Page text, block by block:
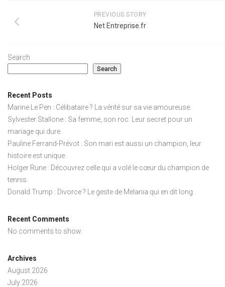
PREVIOUS STORY
Net Entreprise.fr
Search
Search
Recent Posts
Marine Le Pen : Célibataire ? La vérité sur sa vie amoureuse.
Sylvester Stallone : Sa femme, son roc. Leur secret pour un
mariage qui dure.
Pauline Ferrand-Prévot : Son mari est aussi un champion, leur
histoire est unique.
Holger Rune : Découvrez celle qui a volé le cœur du champion de
tennis.
Donald Trump : Divorce ? Le geste de Melania qui en dit long.
Recent Comments
No comments to show.
Archives
August 2026
July 2026